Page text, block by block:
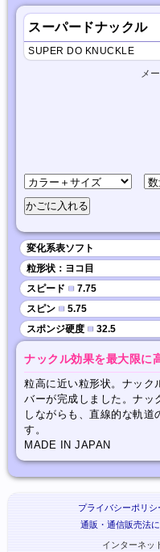
スーパードナックル
SUPER DO KNUCKLE
メ
変化系表ソフト
粒形状：ヨコ目
スピード ■ 7.75
スピン ■ 5.75
スポンジ硬度 ■ 32.5
ナックル効果を最大限に
粒高に近い粒形状。ナック
バーが完成しました。ナッ
しながらも、直線的な軌道
す。
MADE IN JAPAN
プライバシーポリシ
通販・通信販売法
インターネッ